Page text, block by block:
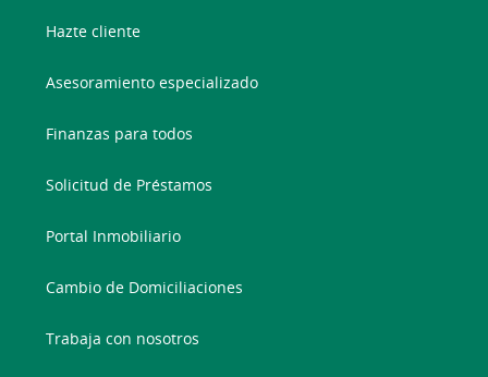
Hazte cliente
Asesoramiento especializado
Finanzas para todos
Solicitud de Préstamos
Portal Inmobiliario
Cambio de Domiciliaciones
Trabaja con nosotros